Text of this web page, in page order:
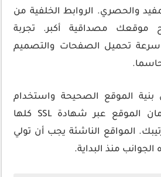
والحصري. الروابط الخلفية من
موقعك مصداقية أكبر. تجربة
سرعة تحميل الصفحات والتصميم
بنية الموقع الصحيحة واستخدام
البيانات المنظمة وأمان الموقع عبر شهادة SSL كلها
المواقع الناشئة يجب أن تولي
منذ البداية.